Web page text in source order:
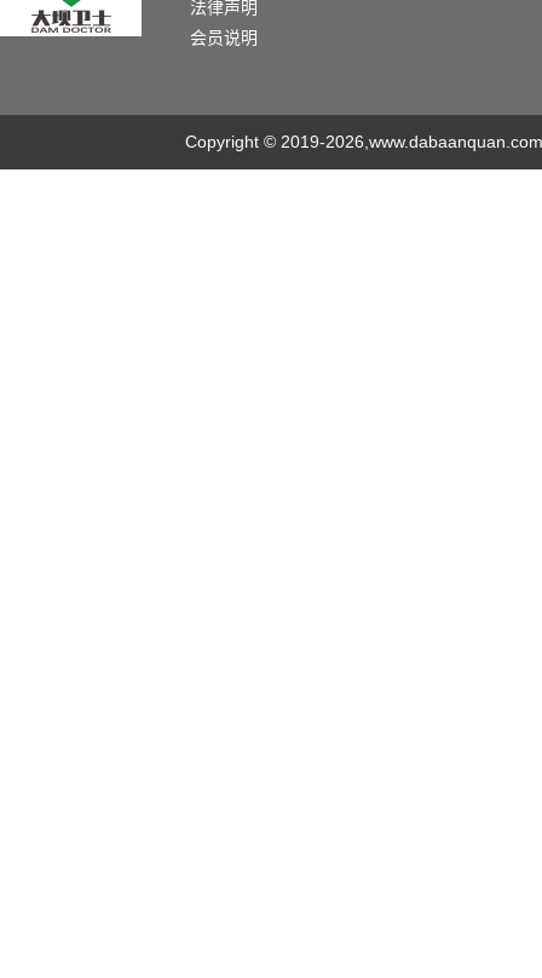
法律声明
会员说明
Copyright © 2019-